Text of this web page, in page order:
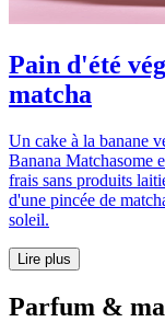
Pain d'été
matcha
Un cake à la banane
Banana Matchasome
frais sans produits
d'une pincée de
soleil.
Lire plus
Parfum &